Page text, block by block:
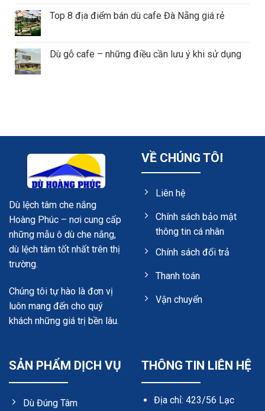
Top 8 địa điểm bán dù cafe Đà Nẵng giá rẻ
Dù gỗ cafe – những điều cần lưu ý khi sử dụng
Dù lệch tâm che nắng
Hoàng Phúc – nơi cung cấp
những mẫu ô dù che nắng,
dù lệch tâm tốt nhất trên thị
trường.
Chúng tôi tự hào là đơn vị
luôn mang đến cho quý
khách những giá trị bền lâu.
VỀ CHÚNG TÔI
Liên hệ
Chính sách bảo mật
thông tin cá nhân
Chính sách đổi trả
Thanh toán
Vận chuyển
SẢN PHẨM DỊCH VỤ
Dù Đúng Tâm
THÔNG TIN LIÊN HỆ
Địa chỉ: 423/56 Lạc